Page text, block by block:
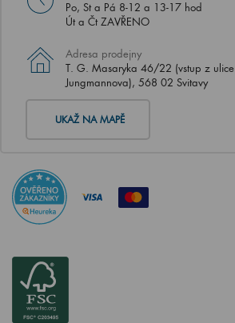
Po, St a Pá 8-12 a 13-17 hod
Út a Čt ZAVŘENO
Adresa prodejny
T. G. Masaryka 46/22 (vstup z ulice
Jungmannova), 568 02 Svitavy
UKAŽ NA MAPĚ